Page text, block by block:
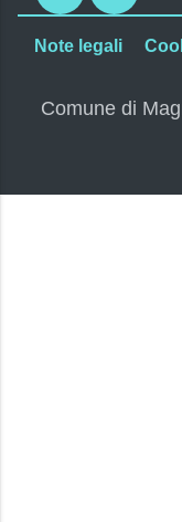
Note legali
Comune di